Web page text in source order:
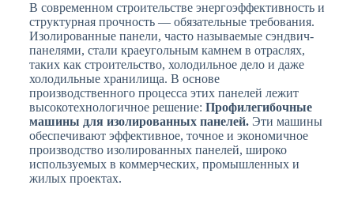
В современном строительстве энергоэффективность и
структурная прочность — обязательные требования.
Изолированные панели, часто называемые сэндвич-
панелями, стали краеугольным камнем в отраслях,
таких как строительство, холодильное дело и даже
холодильные хранилища. В основе
производственного процесса этих панелей лежит
высокотехнологичное решение: Профилегибочные
машины для изолированных панелей.Эти машины
обеспечивают эффективное, точное и экономичное
производство изолированных панелей, широко
используемых в коммерческих, промышленных и
жилых проектах.